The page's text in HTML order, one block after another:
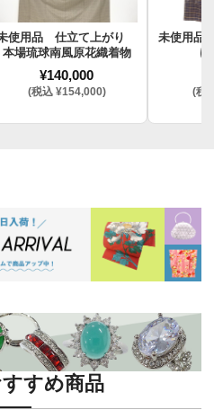
使用品 仕立て上がり
本場琉球南風原花織着物
¥140,000
(税込 ¥154,000)
未使用品
(税
すめ商品